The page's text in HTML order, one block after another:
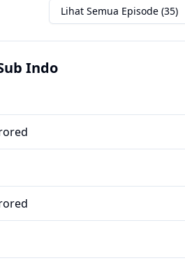
Lihat Semua Episode (35)
Indo